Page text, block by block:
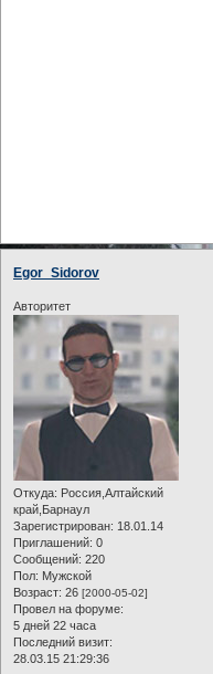
Egor_Sidorov
Авторитет
Откуда: Россия,Алтайский
край,Барнаул
Зарегистрирован: 18.01.14
Приглашений: 0
Сообщений: 220
Пол: Мужской
Возраст: 26 [2000-05-02]
Провел на форуме:
5 дней 22 часа
Последний визит:
28.03.15 21:29:36